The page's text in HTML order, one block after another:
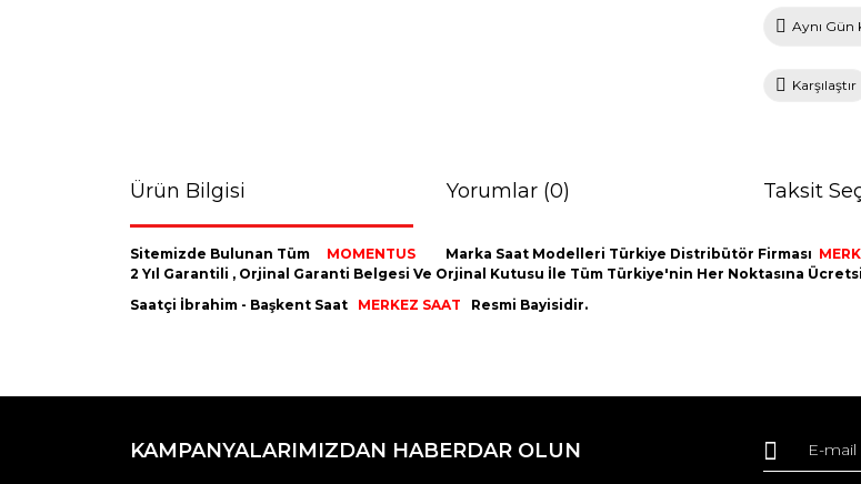
Aynı Gün
Karşılaştır
Ürün Bilgisi Yorumlar (0) Taksit
Sitemizde Bulunan Tüm MOMENTUS Marka Saat Modelleri Türkiye Distribütör Firması
2 Yıl Garantili , Orjinal Garanti Belgesi Ve Orjinal Kutusu İle Tüm Türkiye'nin Her Noktasına
Saatçi İbrahim - Başkent Saat MERKEZ SAAT Resmi Bayisidir.
Yorum Yaz
Görüş ve önerileriniz için teşekkür ederiz.
Ürün resmi kalitesiz, bozuk veya görüntülenemiyor.
KAMPANYALARIMIZDAN HABERDAR OLUN